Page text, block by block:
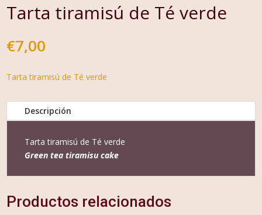
Tarta tiramisú de Té verde
€7,00
Tarta tiramisú de Té verde
Descripción
Tarta tiramisú de Té verde
Green tea tiramisu cake
Productos relacionados